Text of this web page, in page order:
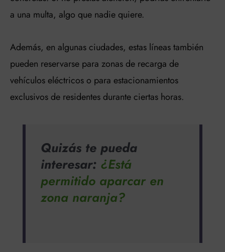
a una multa, algo que nadie quiere.
Además, en algunas ciudades, estas líneas también
pueden reservarse para zonas de recarga de
vehículos eléctricos o para estacionamientos
exclusivos de residentes durante ciertas horas.
Quizás te pueda
interesar: ¿Está
permitido aparcar en
zona naranja?